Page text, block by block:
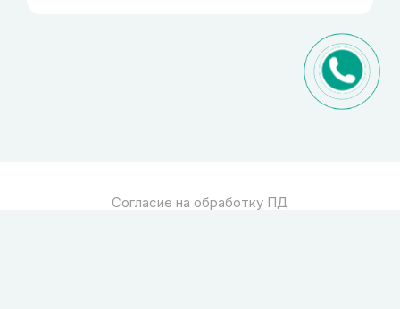
Согласие на обработку ПД